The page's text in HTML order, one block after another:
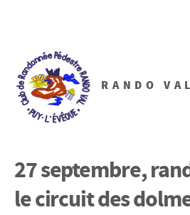
RANDO VAL
27 septembre,
le circuit des